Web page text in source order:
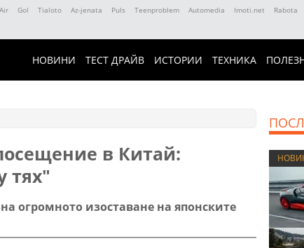
Gol Tialoto Az-jenata Puls Teenproblem Automedia Imoti.net Rabota
НОВИНИ ТЕСТ ДРАЙВ ИСТОРИИ ТЕХНИКА
в Китай:
тях"
огромното изоставане на японските